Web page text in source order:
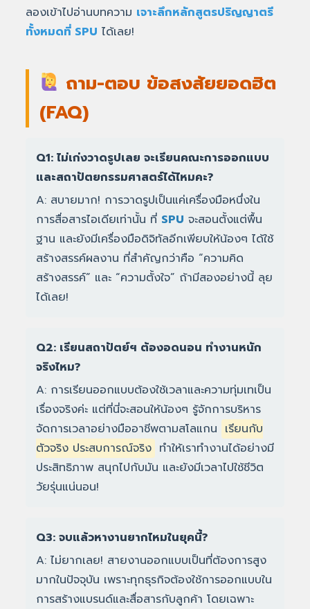
ลองเข้าไปอ่านบทความ เจาะลึกหลักสูตรปริญญาตรี
ทั้งหมดที่ SPU ได้เลย!
ถาม-ตอบ ข้อสงสัยยอดฮิต
(FAQ)
Q1: ไม่เก่งวาดรูปเลย จะเรียนคณะการออกแบบ
และสถาปัตยกรรมศาสตร์ได้ไหมคะ?
A: สบายมาก! การวาดรูปเป็นแค่เครื่องมือหนึ่งใน
การสื่อสารไอเดียเท่านั้น ที่ SPU จะสอนตั้งแต่พื้น
ฐาน และยังมีเครื่องมือดิจิทัลอีกเพียบให้น้องๆ ได้ใช้
สร้างสรรค์ผลงาน ที่สำคัญกว่าคือ “ความคิด
สร้างสรรค์” และ “ความตั้งใจ” ถ้ามีสองอย่างนี้ ลุย
ได้เลย!
Q2: เรียนสถาปัตย์ฯ ต้องอดนอน ทำงานหนัก
จริงไหม?
A: การเรียนออกแบบต้องใช้เวลาและความทุ่มเทเป็น
เรื่องจริงค่ะ แต่ที่นี่จะสอนให้น้องๆ รู้จักการบริหาร
จัดการเวลาอย่างมืออาชีพตามสโลแกน เรียนกับ
ตัวจริง ประสบการณ์จริง ทำให้เราทำงานได้อย่างมี
ประสิทธิภาพ สนุกไปกับมัน และยังมีเวลาไปใช้ชีวิต
วัยรุ่นแน่นอน!
Q3: จบแล้วหางานยากไหมในยุคนี้?
A: ไม่ยากเลย! สายงานออกแบบเป็นที่ต้องการสูง
มากในปัจจุบัน เพราะทุกธุรกิจต้องใช้การออกแบบใน
การสร้างแบรนด์และสื่อสารกับลูกค้า โดยเฉพาะ